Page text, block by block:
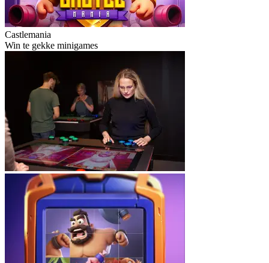
Castlemania
Win te gekke minigames